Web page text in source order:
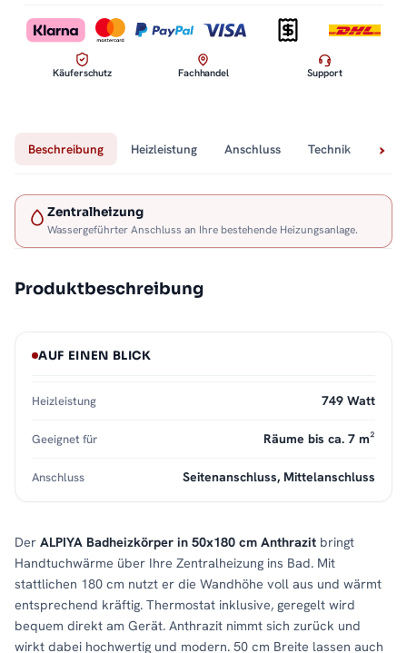
Käuferschutz Fachhandel Support
Beschreibung Heizleistung Anschluss Technik
Zentralheizung
Wassergeführter Anschluss an Ihre bestehende Heizungsanlage.
Produktbeschreibung
Der ALPIYA Badheizkörper in 50x180 cm Anthrazit bringt
Handtuchwärme über Ihre Zentralheizung ins Bad. Mit
stattlichen 180 cm nutzt er die Wandhöhe voll aus und wärmt
entsprechend kräftig. Thermostat inklusive, geregelt wird
bequem direkt am Gerät. Anthrazit nimmt sich zurück und
wirkt dabei hochwertig und modern. 50 cm Breite lassen auch
AUF EINEN BLICK
Heizleistung 749 Watt
Geeignet für Räume bis ca. 7 m²
Anschluss Seitenanschluss, Mittelanschluss